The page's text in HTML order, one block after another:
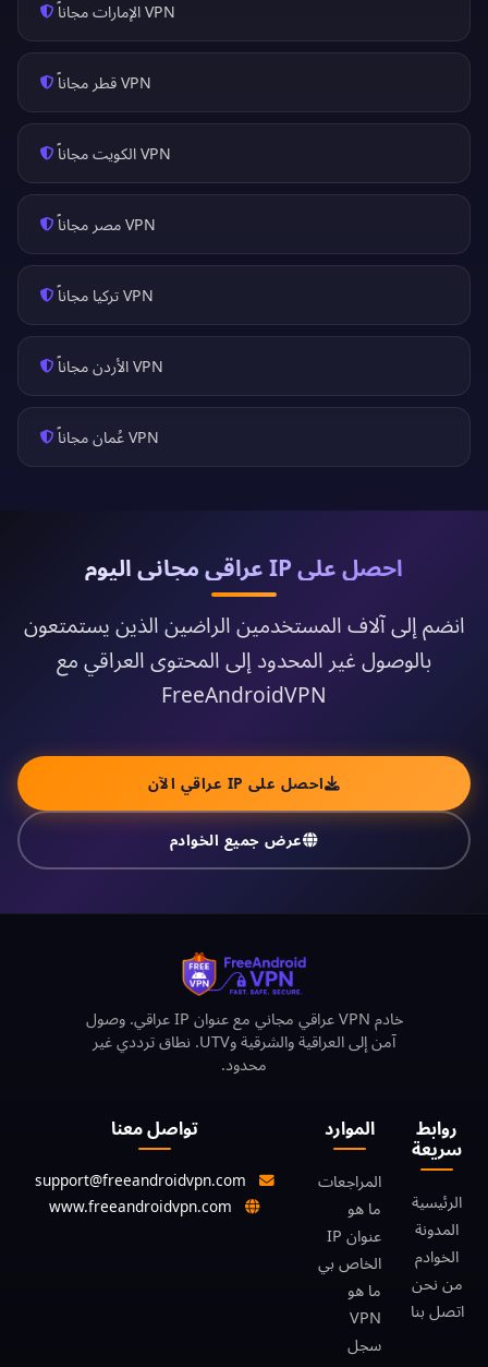
VPN الإمارات مجاناً
VPN قطر مجاناً
VPN الكويت مجاناً
VPN مصر مجاناً
VPN تركيا مجاناً
VPN الأردن مجاناً
VPN عُمان مجاناً
احصل على IP عراقي مجاني اليوم
انضم إلى آلاف المستخدمين الراضين الذين يستمتعون
بالوصول غير المحدود إلى المحتوى العراقي مع
FreeAndroidVPN
احصل على IP عراقي الآن
عرض جميع الخوادم
روابط
سريعة
الرئيسية
المدونة
الخوادم
من نحن
اتصل بنا
الموارد
المراجعات
ما هو
عنوان IP
الخاص بي
ما هو
VPN
سجل
خادم VPN عراقي مجاني مع عنوان IP عراقي. وصول
آمن إلى العراقية والشرقية وUTV. نطاق ترددي غير
محدود.
تواصل معنا